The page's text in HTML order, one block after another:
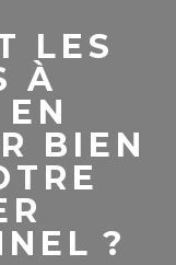
LES
À
BIEN
?